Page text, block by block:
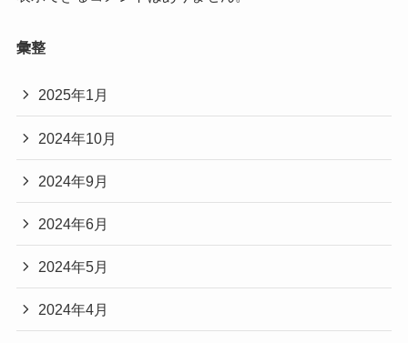
彙整
2025年1月
2024年10月
2024年9月
2024年6月
2024年5月
2024年4月